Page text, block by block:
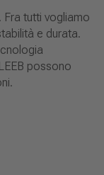
Fra tutti vogliamo
e durata.
possono